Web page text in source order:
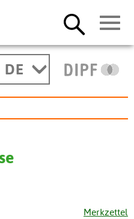
DE
Merkzettel